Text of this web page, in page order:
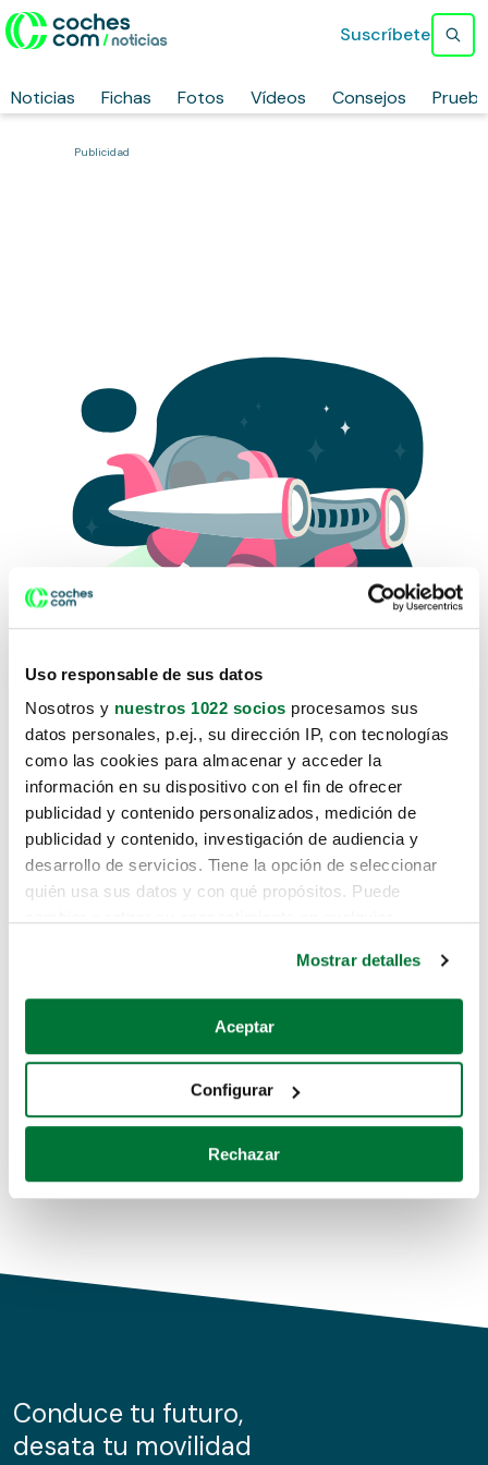
Uso responsable de sus datos
Nosotros y nuestros 1022 socios procesamos sus
datos personales, p.ej., su dirección IP, con tecnologías
como las cookies para almacenar y acceder la
información en su dispositivo con el fin de ofrecer
publicidad y contenido personalizados, medición de
publicidad y contenido, investigación de audiencia y
desarrollo de servicios. Tiene la opción de seleccionar
quién usa sus datos y con qué propósitos. Puede
Si lo permite, también quisiéramos:
Recopilar información sobre su ubicación geográfica
Identificar su dispositivo analizándolo activamente
para buscar características específicas (huellas
Obtenga más información sobre cómo se procesan sus
de cookies.
información sobre el uso que haga del sitio web con
nuestros partners de redes sociales, publicidad y análisis
Mostrar detalles
Aceptar
Configurar
Rechazar
Noticias Fichas Fotos Vídeos Consejos
Suscríbete
Publicidad
Lo sentimos, no sabemos como
te hemos traido hasta aquí.
Pero puedes encontrar el coche que estás
buscando en alguno de estos enlaces:
Coches de segunda mano
Coches de km0
Conduce tu futuro,
desata tu movilidad